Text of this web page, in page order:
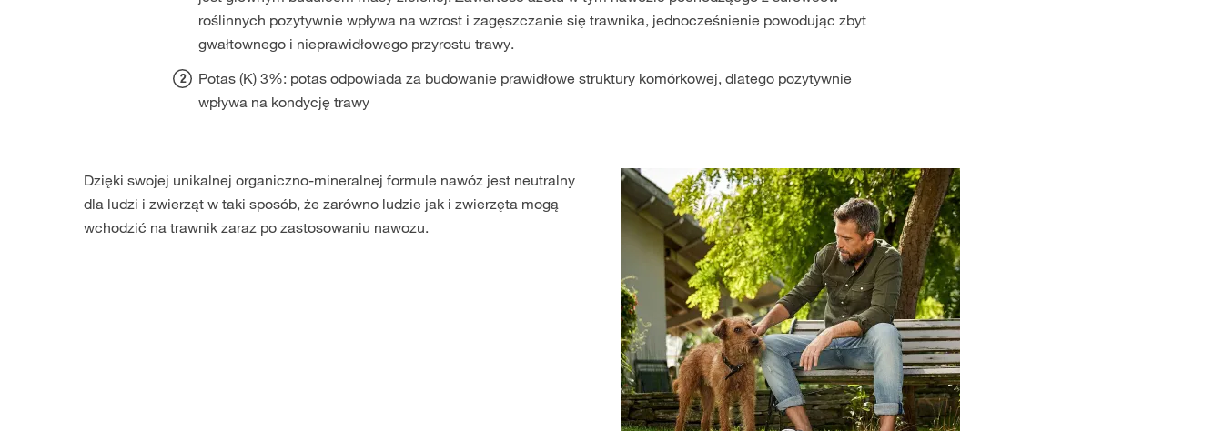
roślinnych pozytywnie wpływa na wzrost i zagęszczanie się trawnika, jednocześnienie powodując zbyt
gwałtownego i nieprawidłowego przyrostu trawy.
Potas (K) 3%: potas odpowiada za budowanie prawidłowe struktury komórkowej, dlatego pozytywnie
wpływa na kondycję trawy
Dzięki swojej unikalnej organiczno-mineralnej formule nawóz jest neutralny
dla ludzi i zwierząt w taki sposób, że zarówno ludzie jak i zwierzęta mogą
wchodzić na trawnik zaraz po zastosowaniu nawozu.